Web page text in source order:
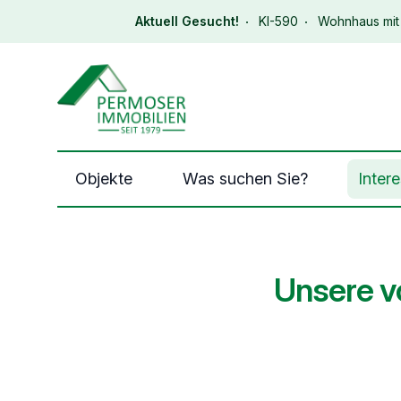
Aktuell Gesucht! KI-590 Wohnhaus
Immobilien Permoser Logo
Objekte Was suchen Sie?
Unsere